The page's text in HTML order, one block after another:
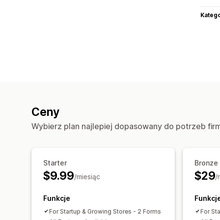
Ceny
Wybierz plan najlepiej dopasowany do potrzeb
Starter
$9.99/miesiąc
Funkcje
For Startup & Growing Stores - 2 Forms
Bronze
$29/
For